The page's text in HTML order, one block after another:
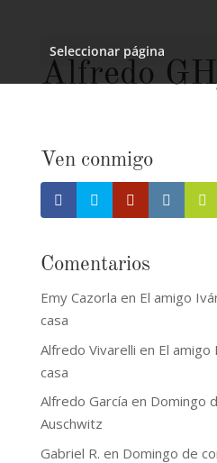
Seleccionar página
Alfredo
Ven conmigo
Comentarios
Emy Cazorla en El amigo
casa
Alfredo Vivarelli en El amigo
casa
Alfredo García en Domingo
Auschwitz
Gabriel R. en Domingo de